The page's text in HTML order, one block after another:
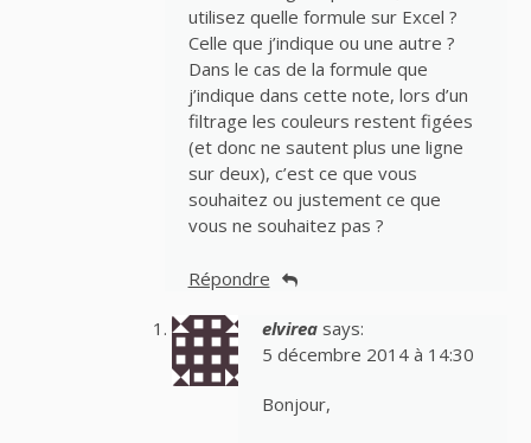
utilisez quelle formule sur Excel ?
Celle que j’indique ou une autre ?
Dans le cas de la formule que
j’indique dans cette note, lors d’un
filtrage les couleurs restent figées
(et donc ne sautent plus une ligne
sur deux), c’est ce que vous
souhaitez ou justement ce que
vous ne souhaitez pas ?
Répondre
elvirea says:
5 décembre 2014 à 14:30
Bonjour,